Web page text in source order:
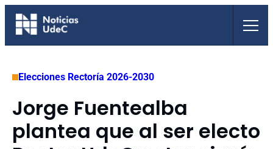
Saltar
Elecciones Rectoría 2026-2030
Jorge Fuentealba
plantea que al ser electo